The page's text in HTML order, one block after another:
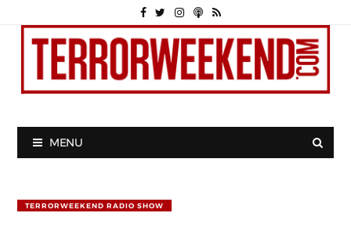
MENU
TERRORWEEKEND RADIO SHOW